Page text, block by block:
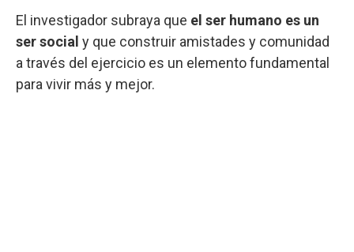
El investigador subraya que el ser humano es un
ser social y que construir amistades y comunidad
a través del ejercicio es un elemento fundamental
para vivir más y mejor.